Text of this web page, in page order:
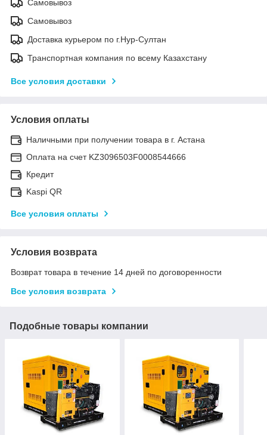
Самовывоз
Самовывоз
Доставка курьером по г.Нур-Султан
Транспортная компания по всему Казахстану
Все условия доставки
Условия оплаты
Наличными при получении товара в г. Астана
Оплата на счет KZ3096503F0008544666
Кредит
Kaspi QR
Все условия оплаты
Условия возврата
Возврат товара в течение 14 дней по договоренности
Все условия возврата
Подобные товары компании